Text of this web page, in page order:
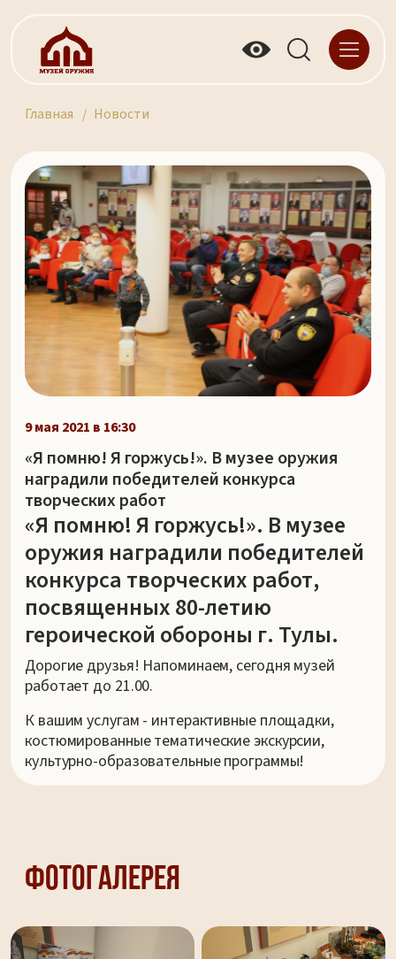
Главная Новости
9 мая 2021 в 16:30
«Я помню! Я горжусь!». В музее оружия
наградили победителей конкурса
творческих работ
«Я помню! Я горжусь!». В музее
оружия наградили победителей
конкурса творческих работ,
посвященных 80-летию
героической обороны г. Тулы.
Дорогие друзья! Напоминаем, сегодня музей
работает до 21.00.
К вашим услугам - интерактивные площадки,
костюмированные тематические экскурсии,
культурно-образовательные программы!
Фотогалерея